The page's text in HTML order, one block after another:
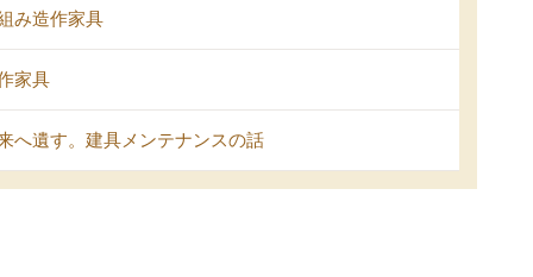
み造作家具
家具
へ遺す。建具メンテナンスの話